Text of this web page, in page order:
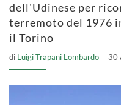
dell'Udinese per
terremoto del 1976
il Torino
di Luigi Trapani Lombardo 30